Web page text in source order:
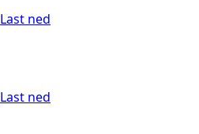
Last ned
Last ned